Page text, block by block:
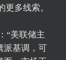
多线索。
“美联储主
派基调，可